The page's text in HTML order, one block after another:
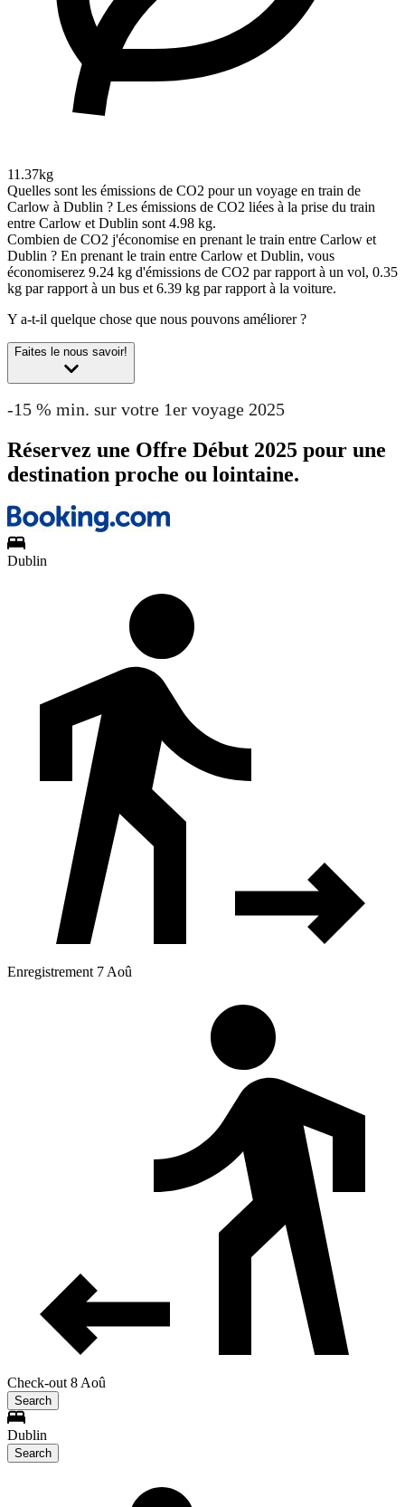
11.37kg
Quelles sont les émissions de CO2 pour un voyage en train de
Carlow à Dublin ? Les émissions de CO2 liées à la prise du train
entre Carlow et Dublin sont 4.98 kg.
Combien de CO2 j'économise en prenant le train entre Carlow et
Dublin ? En prenant le train entre Carlow et Dublin, vous
économiserez 9.24 kg d'émissions de CO2 par rapport à un vol, 0.35
kg par rapport à un bus et 6.39 kg par rapport à la voiture.
Y a-t-il quelque chose que nous pouvons améliorer ?
Faites le nous savoir!
-15 % min. sur votre 1er voyage 2025
Réservez une Offre Début 2025 pour une
destination proche ou lointaine.
Dublin
Enregistrement 7 Aoû
Check-out 8 Aoû
Search
Dublin
Search